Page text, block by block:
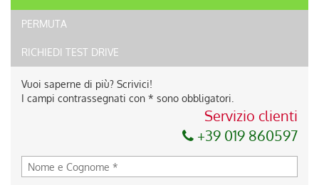
PERMUTA
RICHIEDI TEST DRIVE
Vuoi saperne di più? Scrivici!
I campi contrassegnati con * sono obbligatori.
Servizio clienti
+39 019 860597